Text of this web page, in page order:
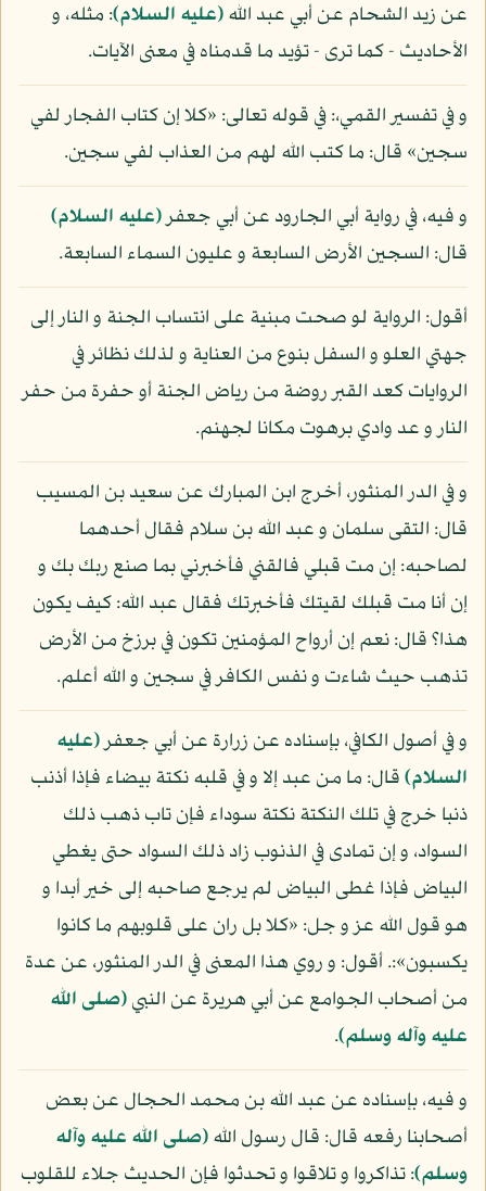
عن زيد الشحام عن أبي عبد الله(عليه السلام): مثله، و
الأحاديث - كما ترى - تؤيد ما قدمناه في معنى الآيات.
و في تفسير القمي،: في قوله تعالى: «كلا إن كتاب الفجار لفي
سجين» قال: ما كتب الله لهم من العذاب لفي سجين.
و فيه، في رواية أبي الجارود عن أبي جعفر(عليه السلام)
قال: السجين الأرض السابعة و عليون السماء السابعة.
أقول: الرواية لو صحت مبنية على انتساب الجنة و النار إلى
جهتي العلو و السفل بنوع من العناية و لذلك نظائر في
الروايات كعد القبر روضة من رياض الجنة أو حفرة من حفر
النار و عد وادي برهوت مكانا لجهنم.
و في الدر المنثور، أخرج ابن المبارك عن سعيد بن المسيب
قال: التقى سلمان و عبد الله بن سلام فقال أحدهما
لصاحبه: إن مت قبلي فالقني فأخبرني بما صنع ربك بك و
إن أنا مت قبلك لقيتك فأخبرتك فقال عبد الله: كيف يكون
هذا؟ قال: نعم إن أرواح المؤمنين تكون في برزخ من الأرض
تذهب حيث شاءت و نفس الكافر في سجين و الله أعلم.
و في أصول الكافي، بإسناده عن زرارة عن أبي جعفر(عليه
السلام)قال: ما من عبد إلا و في قلبه نكتة بيضاء فإذا أذنب
ذنبا خرج في تلك النكتة نكتة سوداء فإن تاب ذهب ذلك
السواد، و إن تمادى في الذنوب زاد ذلك السواد حتى يغطي
البياض فإذا غطى البياض لم يرجع صاحبه إلى خير أبدا و
هو قول الله عز و جل: «كلا بل ران على قلوبهم ما كانوا
يكسبون»:. أقول: و روي هذا المعنى في الدر المنثور، عن عدة
من أصحاب الجوامع عن أبي هريرة عن النبي(صلى الله
عليه وآله وسلم).
و فيه، بإسناده عن عبد الله بن محمد الحجال عن بعض
أصحابنا رفعه قال: قال رسول الله(صلى الله عليه وآله
وسلم): تذاكروا و تلاقوا و تحدثوا فإن الحديث جلاء للقلوب